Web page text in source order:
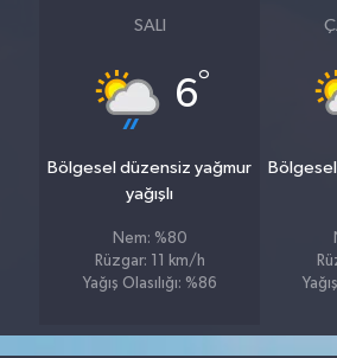
SALI
6°
Bölgesel düzensiz yağmur
yağışlı
Nem: %80
Rüzgar: 11 km/h
Yağış Olasılığı: %86